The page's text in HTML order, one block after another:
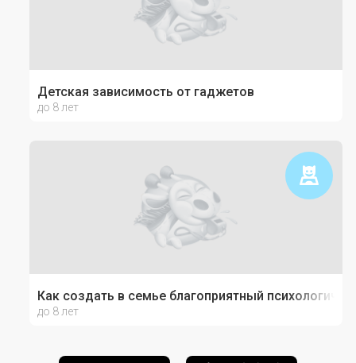
Детская зависимость от гаджетов
до 8 лет
Как создать в семье благоприятный
до 8 лет